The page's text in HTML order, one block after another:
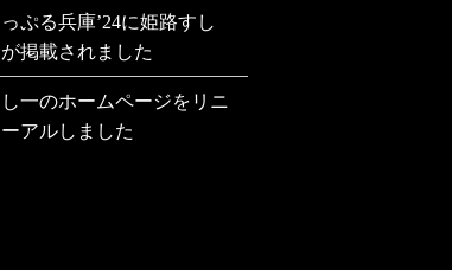
っぷる兵庫’24に姫路すし
掲載されました
一のホームページをリニ
ーアルしました